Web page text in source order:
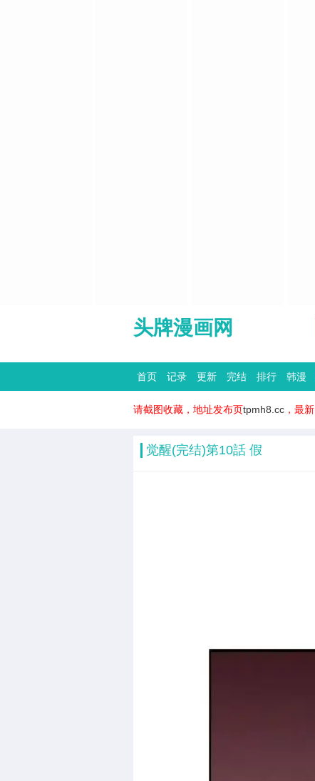
头牌漫画网
首页 记录 更新 完结 排行 韩漫
请截图收藏，地址发布页tpmh8.cc ，最新
觉醒(完结)第10話 假